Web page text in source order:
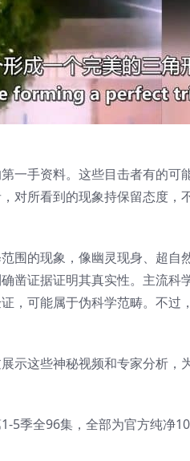
一手资料。这些目击者有的
对所看到的现象持保留态度，
围的现象，像幽灵现身、超
凿证据证明其真实性。主流
，可能属于伪科学范畴。不
示这些神秘视频和专家分析
5季全96集，全部为官方纯净